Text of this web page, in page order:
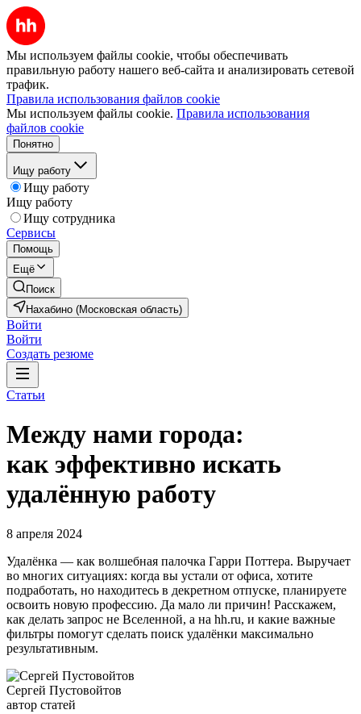
Мы используем файлы cookie, чтобы обеспечивать
правильную работу нашего веб-сайта и анализировать сетевой
трафик.
Правила использования файлов cookie
Мы используем файлы cookie. Правила использования
файлов cookie
Понятно
Ищу работу
Ищу работу
Ищу работу
Ищу сотрудника
Сервисы
Помощь
Ещё
Поиск
Нахабино (Московская область)
Войти
Войти
Создать резюме
Статьи
Между нами города:
как эффективно искать
удалённую работу
8 апреля 2024
Удалёнка — как волшебная палочка Гарри Поттера. Выручает
во многих ситуациях: когда вы устали от офиса, хотите
подработать, но находитесь в декретном отпуске, планируете
освоить новую профессию. Да мало ли причин! Расскажем,
как делать запрос не Вселенной, а на hh.ru, и какие важные
фильтры помогут сделать поиск удалёнки максимально
результативным.
Сергей Пустовойтов
автор статей